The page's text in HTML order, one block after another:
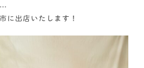
…
に出店いたします！